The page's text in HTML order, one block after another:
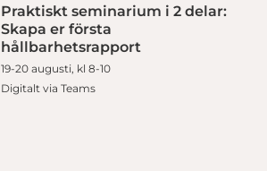
Praktiskt seminarium i 2 delar:
Skapa er första
hållbarhetsrapport
19-20 augusti, kl 8-10
Digitalt via Teams